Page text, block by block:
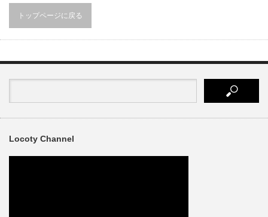
トップページに戻る
Locoty Channel